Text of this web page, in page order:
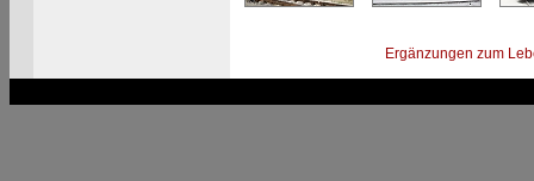
Ergänzungen zum